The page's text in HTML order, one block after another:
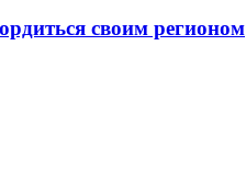
своим регионом